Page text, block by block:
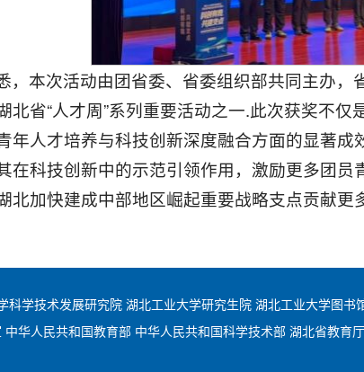
，本次活动由团省委、省委组织部共同主办
北省“人才周”系列重要活动之一.此次获奖不
年人才培养与科技创新深度融合方面的显著
在科技创新中的示范引领作用，激励更多团
北加快建成中部地区崛起重要战略支点贡献更
科学技术发展研究院 湖北工业大学研究生院 湖北工业大学图书
中华人民共和国教育部 中华人民共和国科学技术部 湖北省教育厅